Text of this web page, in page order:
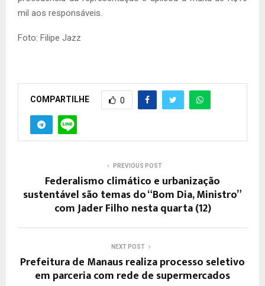
mil aos responsáveis.
Foto: Filipe Jazz
COMPARTILHE 0
PREVIOUS POST
Federalismo climático e urbanização
sustentável são temas do “Bom Dia, Ministro”
com Jader Filho nesta quarta (12)
NEXT POST
Prefeitura de Manaus realiza processo seletivo
em parceria com rede de supermercados